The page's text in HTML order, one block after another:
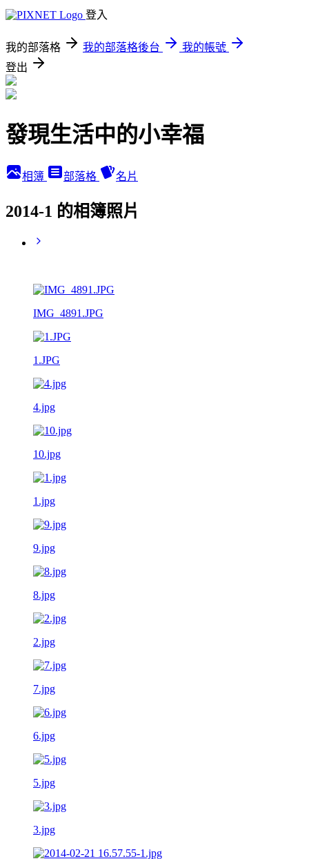
登入
我的部落格 我的部落格後台
我的帳號
登出
發現生活中的小幸福
相簿 部落格 名片
2014-1 的相簿照片
IMG_4891.JPG
1.JPG
4.jpg
10.jpg
1.jpg
9.jpg
8.jpg
2.jpg
7.jpg
6.jpg
5.jpg
3.jpg